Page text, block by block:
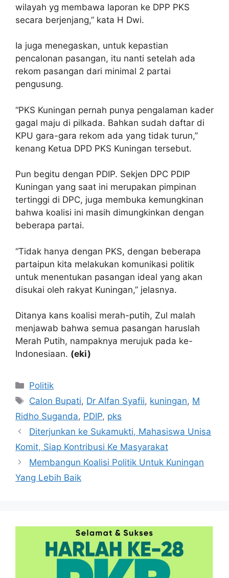
wilayah yg membawa laporan ke DPP PKS
secara berjenjang,” kata H Dwi.
Ia juga menegaskan, untuk kepastian
pencalonan pasangan, itu nanti setelah ada
rekom pasangan dari minimal 2 partai
pengusung.
“PKS Kuningan pernah punya pengalaman kader
gagal maju di pilkada. Bahkan sudah daftar di
KPU gara-gara rekom ada yang tidak turun,”
kenang Ketua DPD PKS Kuningan tersebut.
Pun begitu dengan PDIP. Sekjen DPC PDIP
Kuningan yang saat ini merupakan pimpinan
tertinggi di DPC, juga membuka kemungkinan
bahwa koalisi ini masih dimungkinkan dengan
beberapa partai.
“Tidak hanya dengan PKS, dengan beberapa
partaipun kita melakukan komunikasi politik
untuk menentukan pasangan ideal yang akan
disukai oleh rakyat Kuningan,” jelasnya.
Ditanya kans koalisi merah-putih, Zul malah
menjawab bahwa semua pasangan haruslah
Merah Putih, nampaknya merujuk pada ke-
Indonesiaan. (eki)
Kategori
Politik
Tag
Calon Bupati, Dr Alfan Syafii, kuningan, M
Ridho Suganda, PDIP, pks
Diterjunkan ke Sukamukti, Mahasiswa Unisa
Komit, Siap Kontribusi Ke Masyarakat
Membangun Koalisi Politik Untuk Kuningan
Yang Lebih Baik